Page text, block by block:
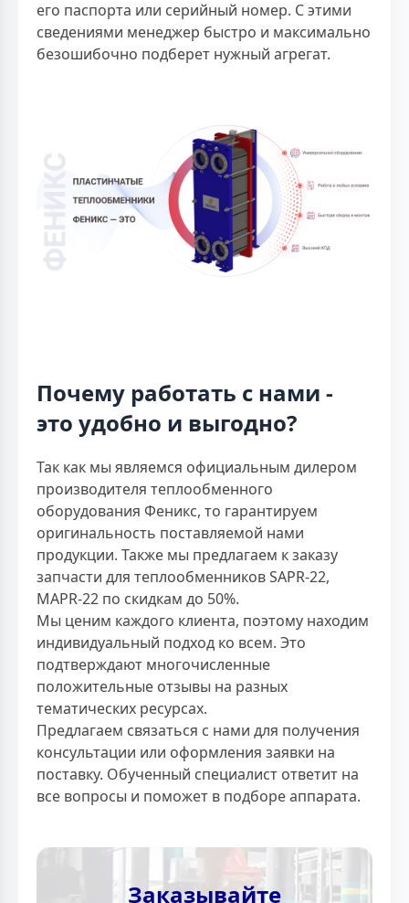
его паспорта или серийный номер. С этими
сведениями менеджер быстро и максимально
безошибочно подберет нужный агрегат.
Почему работать с нами -
это удобно и выгодно?
Так как мы являемся официальным дилером
производителя теплообменного
оборудования Феникс, то гарантируем
оригинальность поставляемой нами
продукции. Также мы предлагаем к заказу
запчасти для теплообменников SAPR-22,
MAPR-22 по скидкам до 50%.
Мы ценим каждого клиента, поэтому находим
индивидуальный подход ко всем. Это
подтверждают многочисленные
положительные отзывы на разных
тематических ресурсах.
Предлагаем связаться с нами для получения
консультации или оформления заявки на
поставку. Обученный специалист ответит на
все вопросы и поможет в подборе аппарата.
Заказывайте